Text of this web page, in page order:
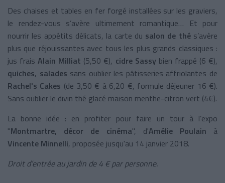
Des chaises et tables en fer forgé installées sur les graviers,
le rendez-vous s’avère ultimement romantique… Et pour
nourrir les appétits délicats, la carte du salon de thés’avère
plus que réjouissantes avec tous les plus grands classiques :
jus fraisAlain Milliat (5,50 €), cidre Sassy bien frappé (6 €),
quiches, salades sans oublier les pâtisseries affriolantes de
Rachel's Cakes (de 3,50 € à 6,20 €, formule déjeuner 16 €).
Sans oublier le divin thé glacé maison menthe-citron vert (4€).
La bonne idée : en profiter pour faire un tour à l’expo
"Montmartre, décor de cinéma", d'Amélie Poulain à
Vincente Minnelli, proposée jusqu'au 14 janvier 2018.
Droit d’entrée au jardin de 4 € par personne.